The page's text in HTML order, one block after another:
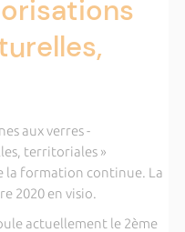
aux verres -
territoriales »
la formation continue. La
2020 en visio.
actuellement le 2ème